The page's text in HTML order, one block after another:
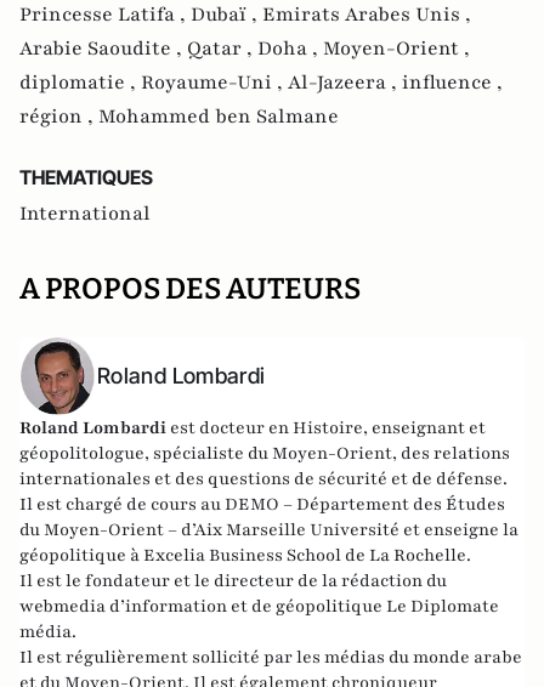
Princesse Latifa , Dubaï , Emirats Arabes Unis ,
Arabie Saoudite , Qatar , Doha , Moyen-Orient ,
diplomatie , Royaume-Uni , Al-Jazeera , influence ,
région , Mohammed ben Salmane
THEMATIQUES
International
A PROPOS DES AUTEURS
Roland Lombardi
Roland Lombardi est docteur en Histoire, enseignant et
géopolitologue, spécialiste du Moyen-Orient, des relations
internationales et des questions de sécurité et de défense.
Il est chargé de cours au DEMO – Département des Études
du Moyen-Orient – d’Aix Marseille Université et enseigne la
géopolitique à Excelia Business School de La Rochelle.
Il est le fondateur et le directeur de la rédaction du
webmedia d’information et de géopolitique Le Diplomate
média.
Il est régulièrement sollicité par les médias du monde arabe